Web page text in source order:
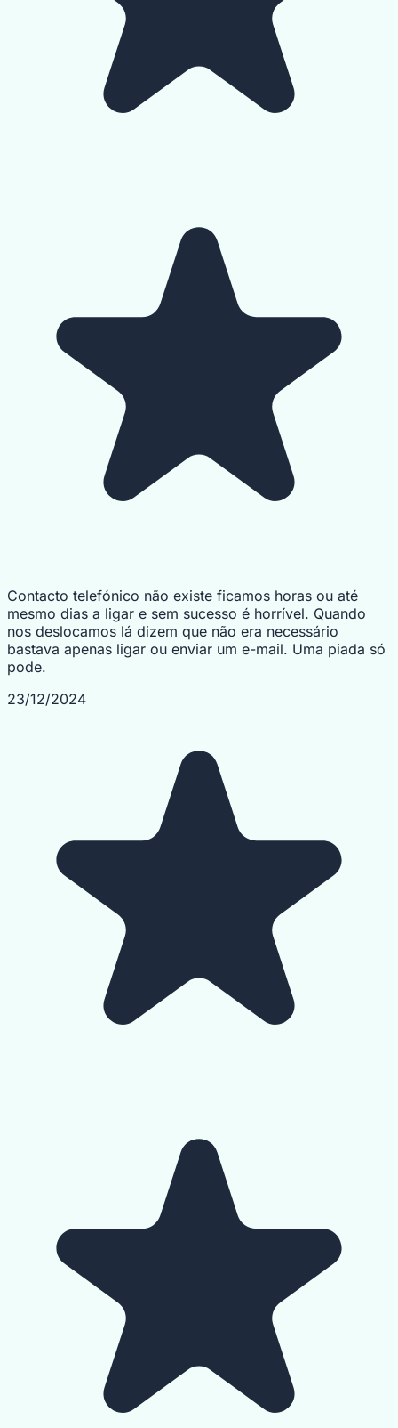
Contacto telefónico não existe ficamos horas ou até
mesmo dias a ligar e sem sucesso é horrível. Quando
nos deslocamos lá dizem que não era necessário
bastava apenas ligar ou enviar um e-mail. Uma piada só
pode.
23/12/2024